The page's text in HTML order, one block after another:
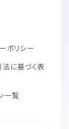
ポリシー
に基づく表
一覧